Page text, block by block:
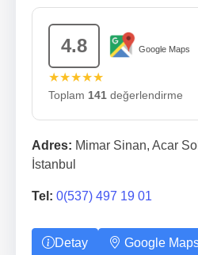
4.8 Google Maps
★★★★★
Toplam 141 değerlendirme
Adres: Mimar Sinan, Acar
İstanbul
Tel: 0(537) 497 19 01
Detay Google